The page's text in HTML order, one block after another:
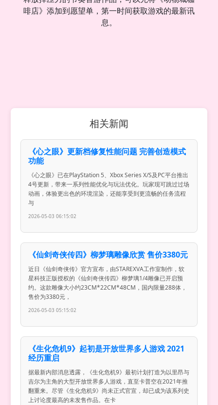
啡店》添加到愿望单，第一时间获取游戏的最新讯
息。
相关新闻
《心之眼》更新档修复性能问题 完善创造模式
功能
《心之眼》已在PlayStation 5、Xbox Series X/S及PC平台推出
4号更新，带来一系列性能优化与玩法优化。玩家现可跳过过场
动画，体验更出色的环境渲染，还能享受到更流畅的任务流程
与
2026-05-03 06:15:02
《仙剑奇侠传四》柳梦璃雕像欣赏 售价3380元
近日《仙剑奇侠传》官方宣布，由STAREXVA工作室制作，软
星科技正版授权的《仙剑奇侠传四》柳梦璃1/4雕像已开启预
约。这款雕像大小约23CM*22CM*48CM，国内限量288体，
售价为3380元，
2026-05-03 05:15:02
《生化危机9》起初是开放世界多人游戏 2021
经历重启
据最新内部消息透露，《生化危机9》最初计划打造为以里昂与
吉尔为主角的大型开放世界多人游戏，直至卡普空在2021年推
翻重来。尽管《生化危机9》尚未正式官宣，却已成为该系列史
上讨论度最高的未发售作品。在卡